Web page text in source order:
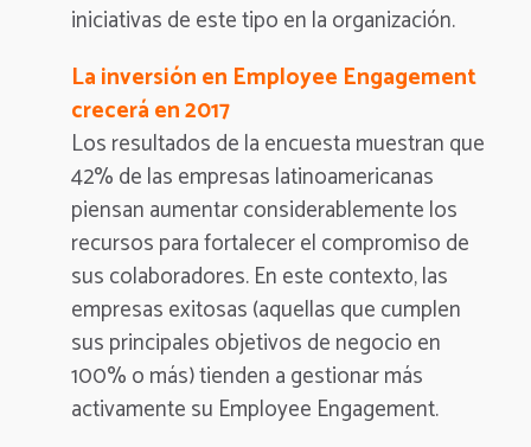
iniciativas de este tipo en la organización.
La inversión en Employee Engagement
crecerá en 2017
Los resultados de la encuesta muestran que
42% de las empresas latinoamericanas
piensan aumentar considerablemente los
recursos para fortalecer el compromiso de
sus colaboradores. En este contexto, las
empresas exitosas (aquellas que cumplen
sus principales objetivos de negocio en
100% o más) tienden a gestionar más
activamente su Employee Engagement.